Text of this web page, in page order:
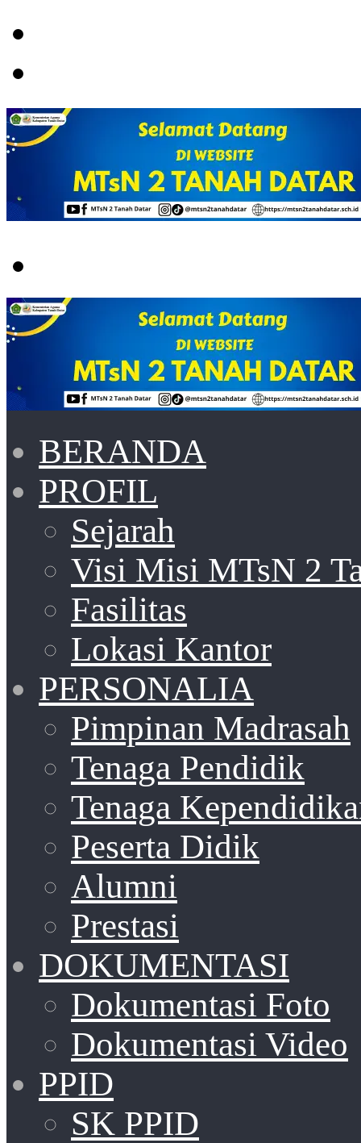
BERANDA
PROFIL
Sejarah
Visi Misi MTsN 2
Fasilitas
Lokasi Kantor
PERSONALIA
Pimpinan Madrasah
Tenaga Pendidik
Tenaga
Peserta Didik
Alumni
Prestasi
DOKUMENTASI
Dokumentasi Foto
Dokumentasi Video
PPID
SK PPID